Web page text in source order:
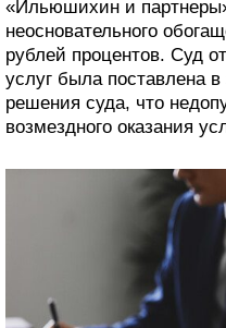
«Ильюшихин и
неосновательного
рублей процентов. Суд
услуг была поставлена
решения суда, что
возмездного оказания